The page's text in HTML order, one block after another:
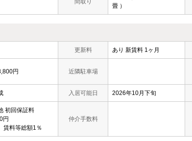
間取り
畳 ）
更新料 あり 新賃料 1ヶ月
円 近隣駐車場
入居可能日 2026年10月下旬
初回保証料
円
料等総額1％
仲介手数料